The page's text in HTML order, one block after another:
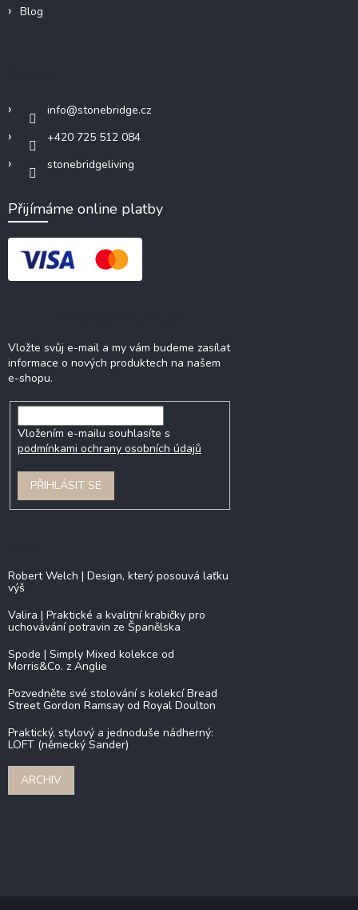
Blog
info@stonebridge.cz
+420 725 512 084
stonebridgeliving
Přijímáme online platby
Vložte svůj e-mail a my vám budeme zasílat
informace o nových produktech na našem
e-shopu.
Vložením e-mailu souhlasíte s
podmínkami ochrany osobních údajů
PŘIHLÁSIT SE
Robert Welch | Design, který posouvá laťku
výš
Valira | Praktické a kvalitní krabičky pro
uchovávání potravin ze Španělska
Spode | Simply Mixed kolekce od
Morris&Co. z Anglie
Pozvedněte své stolování s kolekcí Bread
Street Gordon Ramsay od Royal Doulton
Praktický, stylový a jednoduše nádherný:
LOFT (německý Sander)
ARCHIV